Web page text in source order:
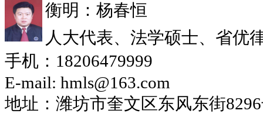
衡明：杨春恒
人大代表、法学硕士、省优
手机：18206479999
E-mail: hmls@163.com
地址：潍坊市奎文区东风东街